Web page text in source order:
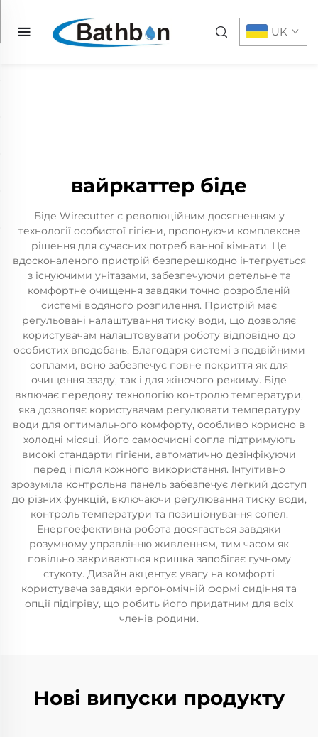
UK
вайркаттер біде
Біде Wirecutter є революційним досягненням у
технології особистої гігієни, пропонуючи комплексне
рішення для сучасних потреб ванної кімнати. Це
вдосконаленого пристрій безперешкодно інтегрується
з існуючими унітазами, забезпечуючи ретельне та
комфортне очищення завдяки точно розробленій
системі водяного розпилення. Пристрій має
регульовані налаштування тиску води, що дозволяє
користувачам налаштовувати роботу відповідно до
особистих вподобань. Благодаря системі з подвійними
соплами, воно забезпечує повне покриття як для
очищення ззаду, так і для жіночого режиму. Біде
включає передову технологію контролю температури,
яка дозволяє користувачам регулювати температуру
води для оптимального комфорту, особливо корисно в
холодні місяці. Його самоочисні сопла підтримують
високі стандарти гігієни, автоматично дезінфікуючи
перед і після кожного використання. Інтуїтивно
зрозуміла контрольна панель забезпечує легкий доступ
до різних функцій, включаючи регулювання тиску води,
контроль температури та позиціонування сопел.
Енергоефективна робота досягається завдяки
розумному управлінню живленням, тим часом як
повільно закриваються кришка запобігає гучному
стукоту. Дизайн акцентує увагу на комфорті
користувача завдяки ергономічній формі сидіння та
опції підігріву, що робить його придатним для всіх
членів родини.
Нові випуски продукту